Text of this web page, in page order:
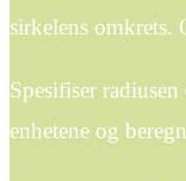
sirkelens omkrets.
Spesifiser
enhetene og